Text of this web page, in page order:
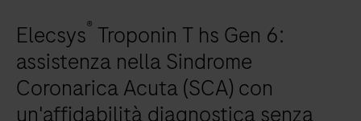
Elecsys® Troponin T hs Gen 6:
assistenza nella Sindrome
Coronarica Acuta (SCA) con
un'affidabilità diagnostica senza